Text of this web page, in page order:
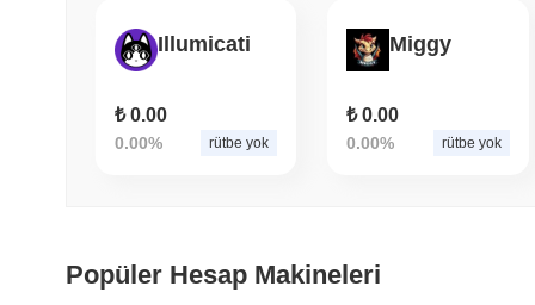
Illumicati
₺ 0.00
0.00% rütbe yok
Miggy
₺ 0.00
0.00% rütbe yok
Popüler Hesap Makineleri